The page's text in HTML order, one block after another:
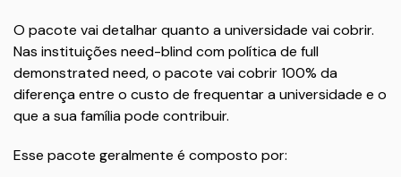
O pacote vai detalhar quanto a universidade vai cobrir.
Nas instituições need-blind com política de full
demonstrated need, o pacote vai cobrir 100% da
diferença entre o custo de frequentar a universidade e o
que a sua família pode contribuir.
Esse pacote geralmente é composto por: